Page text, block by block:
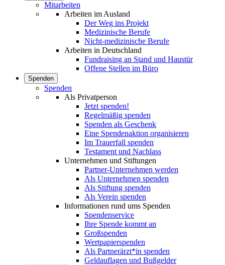
Mitarbeiten
Arbeiten im Ausland
Der Weg ins Projekt
Medizinische Berufe
Nicht-medizinische Berufe
Arbeiten in Deutschland
Fundraising an Stand und Haustür
Offene Stellen im Büro
Spenden
Spenden
Als Privatperson
Jetzt spenden!
Regelmäßig spenden
Spenden als Geschenk
Eine Spendenaktion organisieren
Im Trauerfall spenden
Testament und Nachlass
Unternehmen und Stiftungen
Partner-Unternehmen werden
Als Unternehmen spenden
Als Stiftung spenden
Als Verein spenden
Informationen rund ums Spenden
Spendenservice
Ihre Spende kommt an
Großspenden
Wertpapierspenden
Als Partnerärzt*in spenden
Geldauflagen und Bußgelder